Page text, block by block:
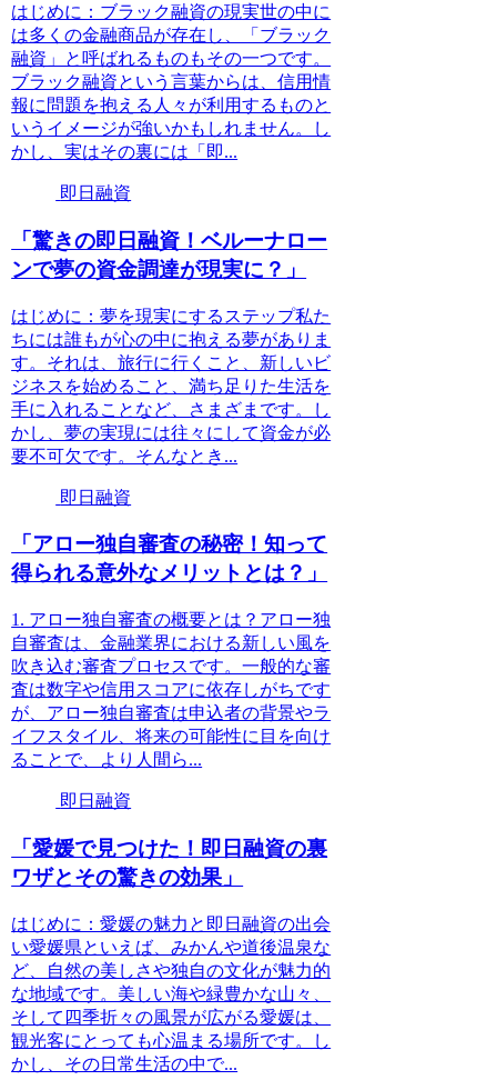
はじめに：ブラック融資の現実世の中に
は多くの金融商品が存在し、「ブラック
融資」と呼ばれるものもその一つです。
ブラック融資という言葉からは、信用情
報に問題を抱える人々が利用するものと
いうイメージが強いかもしれません。し
かし、実はその裏には「即...
即日融資
「驚きの即日融資！ベルーナロー
ンで夢の資金調達が現実に？」
はじめに：夢を現実にするステップ私た
ちには誰もが心の中に抱える夢がありま
す。それは、旅行に行くこと、新しいビ
ジネスを始めること、満ち足りた生活を
手に入れることなど、さまざまです。し
かし、夢の実現には往々にして資金が必
要不可欠です。そんなとき...
即日融資
「アロー独自審査の秘密！知って
得られる意外なメリットとは？」
1. アロー独自審査の概要とは？アロー独
自審査は、金融業界における新しい風を
吹き込む審査プロセスです。一般的な審
査は数字や信用スコアに依存しがちです
が、アロー独自審査は申込者の背景やラ
イフスタイル、将来の可能性に目を向け
ることで、より人間ら...
即日融資
「愛媛で見つけた！即日融資の裏
ワザとその驚きの効果」
はじめに：愛媛の魅力と即日融資の出会
い愛媛県といえば、みかんや道後温泉な
ど、自然の美しさや独自の文化が魅力的
な地域です。美しい海や緑豊かな山々、
そして四季折々の風景が広がる愛媛は、
観光客にとっても心温まる場所です。し
かし、その日常生活の中で...